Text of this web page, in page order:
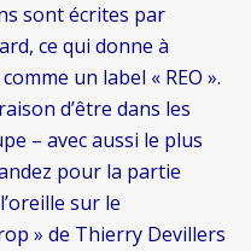
sont écrites par
ce qui donne à
un label « REO ».
d’être dans les
– avec aussi le plus
pour la partie
sur le
» de Thierry Devillers